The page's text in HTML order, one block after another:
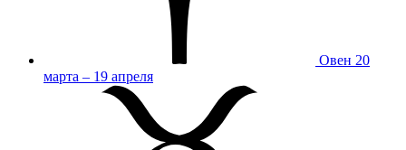
Овен 20
марта – 19 апреля